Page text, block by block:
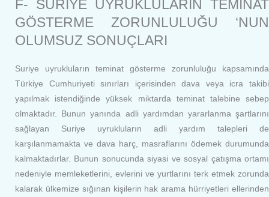
F- SURİYE UYRUKLULARIN TEMİNAT
GÖSTERME ZORUNLULUĞU ‘NUN
OLUMSUZ SONUÇLARI
Suriye uyrukluların teminat gösterme zorunluluğu kapsamında
Türkiye Cumhuriyeti sınırları içerisinden dava veya icra takibi
yapılmak istendiğinde yüksek miktarda teminat talebine sebep
olmaktadır. Bunun yanında adli yardımdan yararlanma şartlarını
sağlayan Suriye uyrukluların adli yardım talepleri de
karşılanmamakta ve dava harç, masraflarını ödemek durumunda
kalmaktadırlar. Bunun sonucunda siyasi ve sosyal çatışma ortamı
nedeniyle memleketlerini, evlerini ve yurtlarını terk etmek zorunda
kalarak ülkemize sığınan kişilerin hak arama hürriyetleri ellerinden